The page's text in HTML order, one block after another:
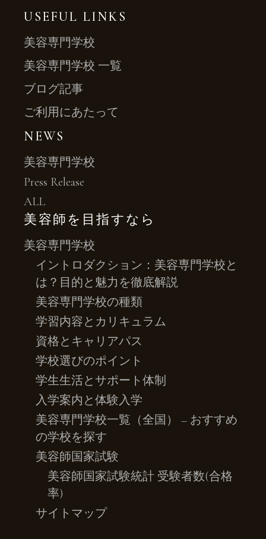
USEFUL LINKS
美容専門学校
美容専門学校 一覧
ブログ記事
ご利用にあたって
NEWS
美容専門学校
Press Release
ALL
美容師を目指すなら
美容専門学校
イントロダクション：美容専門学校と
は？目的と魅力を徹底解説
美容専門学校の種類
学習内容とカリキュラム
資格とキャリアパス
学校選びのポイント
学生生活とサポート体制
入学案内と体験入学
美容専門学校一覧（全国） – おすすめ
の学校を探す
美容師国家試験
美容師国家試験統計 受験者数(合格
率)
サイトマップ